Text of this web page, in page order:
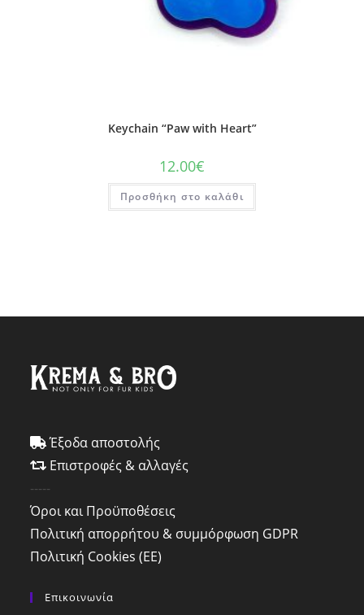
Keychain “Paw with Heart”
12.00€
Προσθήκη στο καλάθι
Έξοδα αποστολής
Επιστροφές & αλλαγές
-----
Όροι και Προϋποθέσεις
Πολιτική απορρήτου & συμμόρφωση GDPR
Πολιτική Cookies (ΕΕ)
Επικοινωνία